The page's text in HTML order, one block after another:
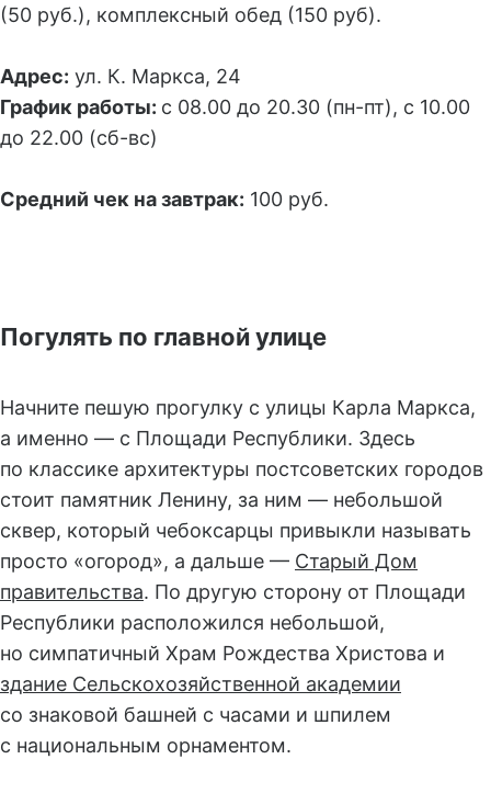
(50 руб.), комплексный обед (150 руб).
Адрес: ул. К. Маркса, 24
График работы: с 08.00 до 20.30 (пн-пт), с 10.00
до 22.00 (сб-вс)
Средний чек на завтрак: 100 руб.
Погулять по главной улице
Начните пешую прогулку с улицы Карла Маркса,
а именно — с Площади Республики. Здесь
по классике архитектуры постсоветских городов
стоит памятник Ленину, за ним — небольшой
сквер, который чебоксарцы привыкли называть
просто «огород», а дальше — Старый Дом
правительства. По другую сторону от Площади
Республики расположился небольшой,
но симпатичный Храм Рождества Христова и
здание Сельскохозяйственной академии
со знаковой башней с часами и шпилем
с национальным орнаментом.